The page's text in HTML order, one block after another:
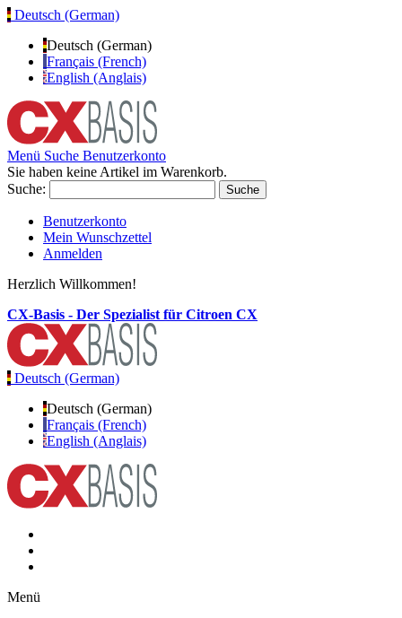
Deutsch (German)
Deutsch (German)
Français (French)
English (Anglais)
Menü Suche Benutzerkonto
Sie haben keine Artikel im Warenkorb.
Suche:
Suche
Benutzerkonto
Mein Wunschzettel
Anmelden
Herzlich Willkommen!
CX-Basis - Der Spezialist für Citroen CX
Deutsch (German)
Deutsch (German)
Français (French)
English (Anglais)
Menü